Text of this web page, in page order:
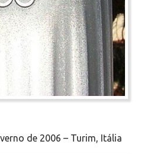
de 2006 – Turim, Itália